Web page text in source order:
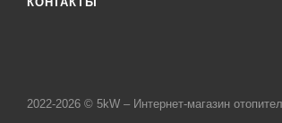
2022-2026 © 5kW – Интернет-магазин